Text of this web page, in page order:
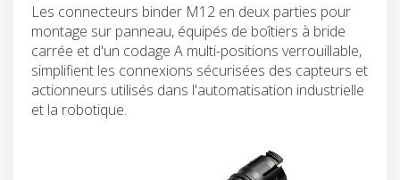
Les connecteurs binder M12 en deux parties pour
montage sur panneau, équipés de boîtiers à bride
carrée et d'un codage A multi-positions verrouillable,
simplifient les connexions sécurisées des capteurs et
actionneurs utilisés dans l'automatisation industrielle
et la robotique.